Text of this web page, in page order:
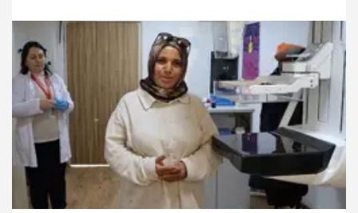
başarabilirim' dedim. Erken teşhisle bunun üstesinden
gelebileceğimi anladım. Şu anda sağlık durumum çok iyi ve
atlattım" dedi.
5.04.2026